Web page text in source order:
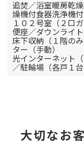
追焚／浴室暖房乾
燥機付食器洗浄機付
１０２号室（２口
便座／ダウンライト
床下収納（１階の
ター（手動）
光インターネット
／駐輪場（各戸１台
大切なお